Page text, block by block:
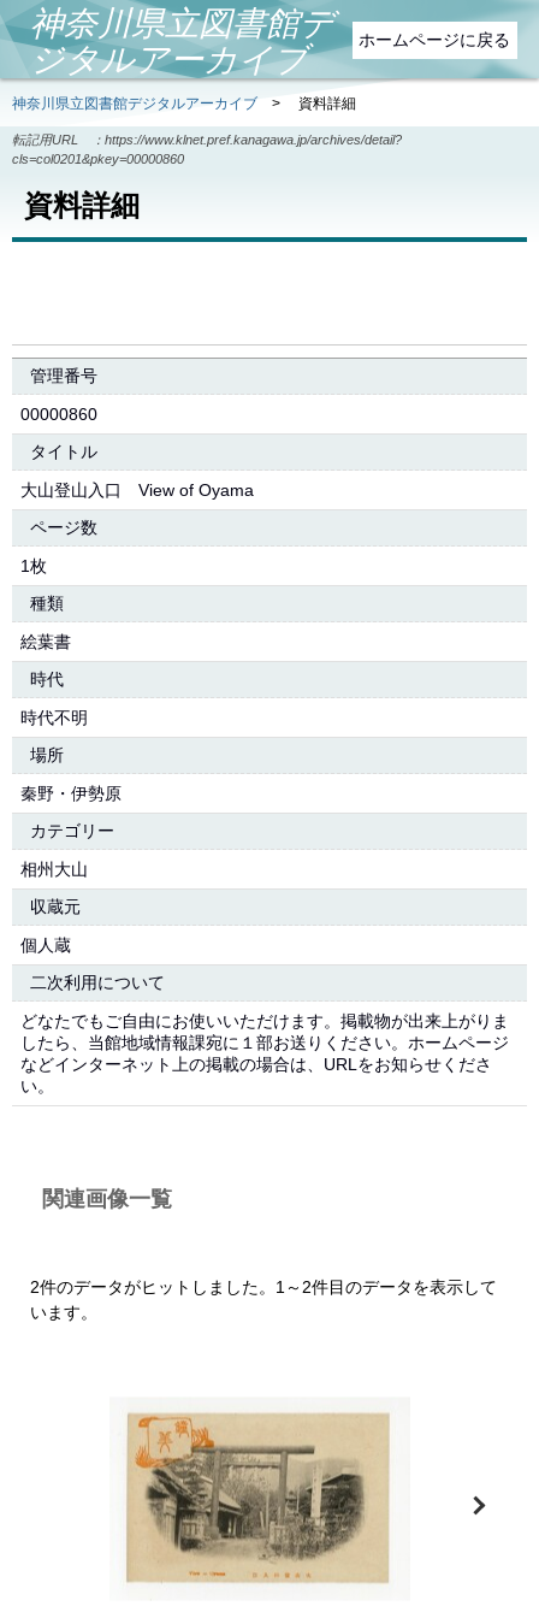
ホームページに戻る
神奈川県立図書館デ
ジタルアーカイブ
神奈川県立図書館デジタルアーカイブ> 資料詳細
転記用URL ： https://www.klnet.pref.kanagawa.jp/archives/detail?
cls=col0201&pkey=00000860
資料詳細
管理番号
00000860
タイトル
大山登山入口 View of Oyama
ページ数
1枚
種類
絵葉書
時代
時代不明
場所
秦野・伊勢原
カテゴリー
相州大山
収蔵元
個人蔵
二次利用について
どなたでもご自由にお使いいただけます。掲載物が出来上がりま
したら、当館地域情報課宛に１部お送りください。ホームページ
などインターネット上の掲載の場合は、URLをお知らせくださ
い。
関連画像一覧
2件のデータがヒットしました。1～2件目のデータを表示して
います。